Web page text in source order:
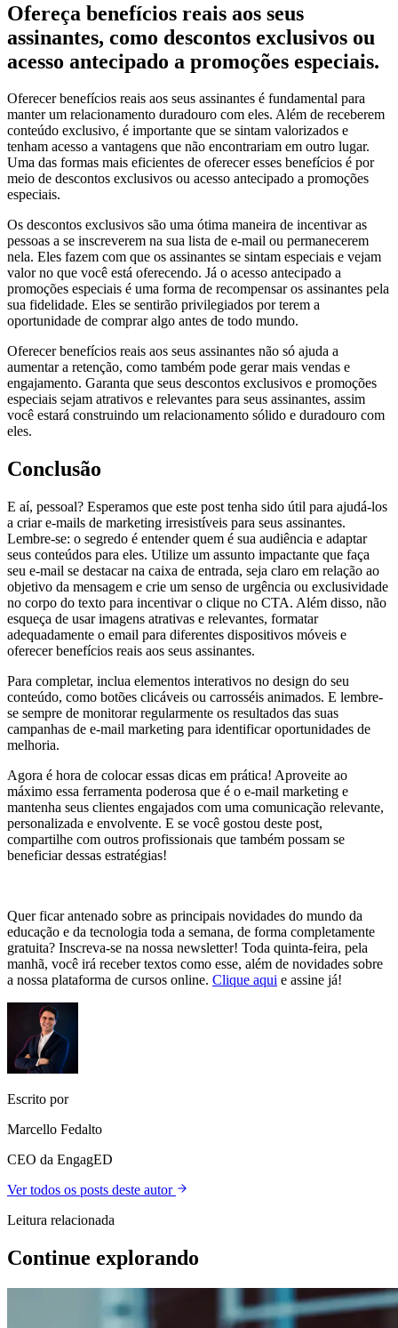
Ofereça benefícios reais aos seus
assinantes, como descontos exclusivos ou
acesso antecipado a promoções especiais.
Oferecer benefícios reais aos seus assinantes é fundamental para
manter um relacionamento duradouro com eles. Além de receberem
conteúdo exclusivo, é importante que se sintam valorizados e
tenham acesso a vantagens que não encontrariam em outro lugar.
Uma das formas mais eficientes de oferecer esses benefícios é por
meio de descontos exclusivos ou acesso antecipado a promoções
especiais.
Os descontos exclusivos são uma ótima maneira de incentivar as
pessoas a se inscreverem na sua lista de e-mail ou permanecerem
nela. Eles fazem com que os assinantes se sintam especiais e vejam
valor no que você está oferecendo. Já o acesso antecipado a
promoções especiais é uma forma de recompensar os assinantes pela
sua fidelidade. Eles se sentirão privilegiados por terem a
oportunidade de comprar algo antes de todo mundo.
Oferecer benefícios reais aos seus assinantes não só ajuda a
aumentar a retenção, como também pode gerar mais vendas e
engajamento. Garanta que seus descontos exclusivos e promoções
especiais sejam atrativos e relevantes para seus assinantes, assim
você estará construindo um relacionamento sólido e duradouro com
eles.
Conclusão
E aí, pessoal? Esperamos que este post tenha sido útil para ajudá-los
a criar e-mails de marketing irresistíveis para seus assinantes.
Lembre-se: o segredo é entender quem é sua audiência e adaptar
seus conteúdos para eles. Utilize um assunto impactante que faça
seu e-mail se destacar na caixa de entrada, seja claro em relação ao
objetivo da mensagem e crie um senso de urgência ou exclusividade
no corpo do texto para incentivar o clique no CTA. Além disso, não
esqueça de usar imagens atrativas e relevantes, formatar
adequadamente o email para diferentes dispositivos móveis e
oferecer benefícios reais aos seus assinantes.
Para completar, inclua elementos interativos no design do seu
conteúdo, como botões clicáveis ou carrosséis animados. E lembre-
se sempre de monitorar regularmente os resultados das suas
campanhas de e-mail marketing para identificar oportunidades de
melhoria.
Agora é hora de colocar essas dicas em prática! Aproveite ao
máximo essa ferramenta poderosa que é o e-mail marketing e
mantenha seus clientes engajados com uma comunicação relevante,
personalizada e envolvente. E se você gostou deste post,
compartilhe com outros profissionais que também possam se
beneficiar dessas estratégias!
Quer ficar antenado sobre as principais novidades do mundo da
educação e da tecnologia toda a semana, de forma completamente
gratuita? Inscreva-se na nossa newsletter! Toda quinta-feira, pela
manhã, você irá receber textos como esse, além de novidades sobre
a nossa plataforma de cursos online. Clique aqui e assine já!
Escrito por
Marcello Fedalto
CEO da EngagED
Ver todos os posts deste autor
Leitura relacionada
Continue explorando